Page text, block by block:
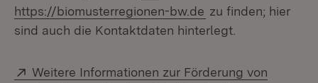
https://biomusterregionen-bw.de (Öffnet in neuem
zu finden; hier
sind auch die Kontaktdaten hinterlegt.
Extern:
Weitere Informationen zur Förderung von